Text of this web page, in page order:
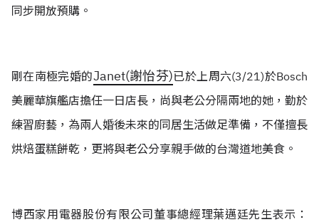
同步開放預購。
剛在南極完婚的Janet(謝怡芬)已於上周六(3/21)於Bosch
美麗華旗艦店擔任一日店長，尚與老公分隔兩地的她，勤於
練習廚藝，為兩人婚後未來的同居生活做足準備，不僅擅長
烘焙蛋糕餅乾，更將與老公分享親手做的台灣道地美食。
博西家用電器股份有限公司董事總經理葉邁廷先生表示：